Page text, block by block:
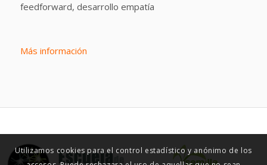
feedforward, desarrollo empatía
Más información
Utilizamos cookies para el control estadístico y anónimo de los